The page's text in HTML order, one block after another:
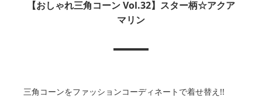
【おしゃれ三角コーン Vol.32】スター柄☆アクア
マリン
三角コーンをファッションコーディネートで着せ替え!!